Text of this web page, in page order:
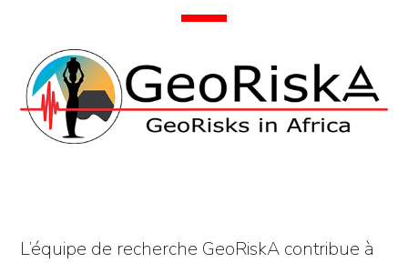
L’équipe de recherche GeoRiskA contribue à